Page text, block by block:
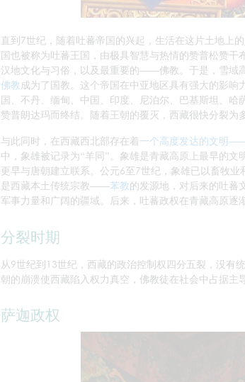
直到7世纪，随着吐蕃帝国的兴起，生活在这片土地上
国也被称为吐蕃王国，由极具智慧与热情的赞普松赞干
汉地文化与习俗，以及最重要的——佛教。于是，雪域
佛教成为了国教。这个帝国在中亚地区具有强大的影
国、不丹、缅甸、中国、印度、尼泊尔、巴基斯坦、
赞普朗达玛而终结。随着王朝的覆灭，西藏很快分裂为
与此同时，在西藏西北部存在着一个高度发达的文明
中，象雄被记录为“羊同”。象雄是青藏高原上最早的
更早与唐朝建立联系。公元6至7世纪，象雄已以畜牧
是西藏本土传统宗教——苯教的发源地，对后来的吐蕃
军事力量和广阔的疆域。后来，吐蕃政权在青藏高原逐
分裂时期
从9世纪到13世纪，西藏的政治控制权四分五裂，没有
朝的崩溃使西藏陷入权力真空，佛教徒在社会中占据主
萨迦政权